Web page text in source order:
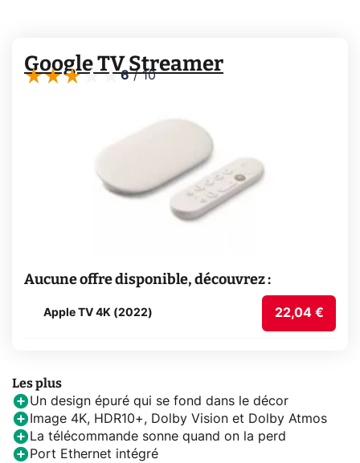
Google TV Streamer
6/10
Aucune offre disponible, découvrez :
Apple TV 4K (2022) 22,04 €
Les plus
Un design épuré qui se fond dans le décor
Image 4K, HDR10+, Dolby Vision et Dolby Atmos
La télécommande sonne quand on la perd
Port Ethernet intégré